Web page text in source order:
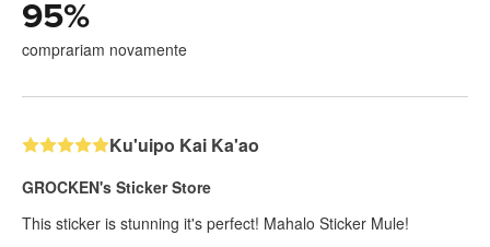
95%
comprariam novamente
Ku'uipo Kai Ka'ao
GROCKEN's Sticker Store
This sticker is stunning it's perfect! Mahalo Sticker Mule!